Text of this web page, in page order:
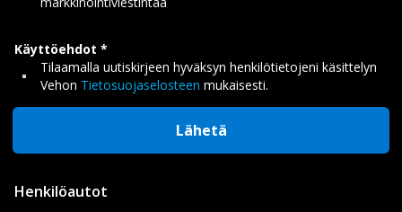
Käyttöehdot
Tilaamalla uutiskirjeen hyväksyn henkilötietojeni käsittelyn
Vehon Tietosuojaselosteen mukaisesti.
Lähetä
Henkilöautot